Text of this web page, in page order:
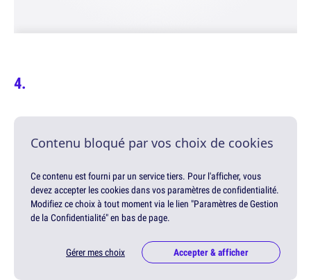
Contenu bloqué par vos choix de cookies
Ce contenu est fourni par un service tiers. Pour l'afficher, vous
devez accepter les cookies dans vos paramètres de confidentialité.
Modifiez ce choix à tout moment via le lien "Paramètres de Gestion
de la Confidentialité" en bas de page.
Gérer mes choix Accepter & afficher